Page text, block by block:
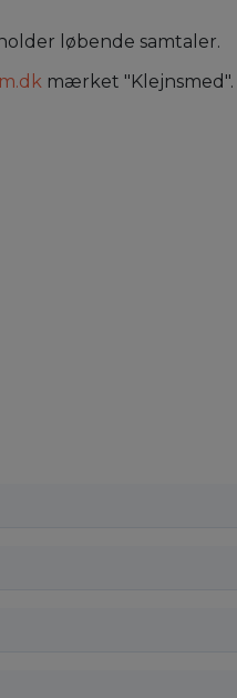
løbende samtaler.
mærket "Klejnsmed".